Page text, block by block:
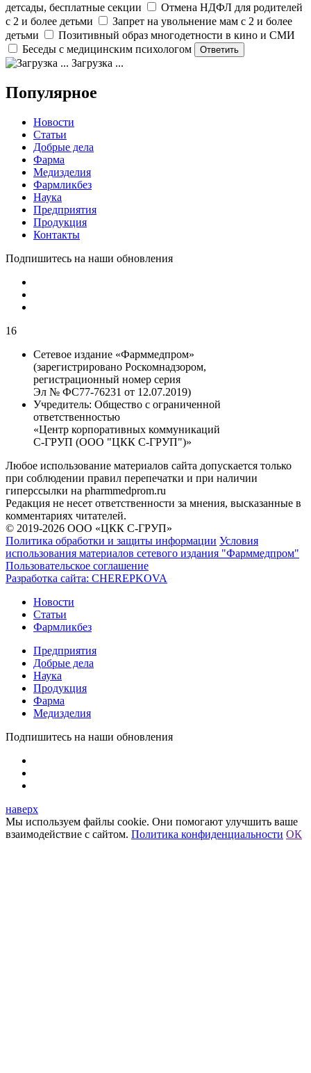
детсады, бесплатные секции
Отмена НДФЛ для родителей
с 2 и более детьми
Запрет на увольнение мам с 2 и более
детьми
Позитивный образ многодетности в кино и СМИ
Беседы с медицинским психологом
Загрузка ...
Популярное
Новости
Статьи
Добрые дела
Фарма
Медизделия
Фармликбез
Наука
Предприятия
Продукция
Контакты
Подпишитесь на наши обновления
16
Сетевое издание «Фарммедпром»
(зарегистрировано Роскомнадзором,
регистрационный номер серия
Эл № ФС77-76231 от 12.07.2019)
Учредитель: Общество с ограниченной
ответственностью
«Центр корпоративных коммуникаций
С-ГРУП (ООО "ЦКК С-ГРУП")»
Любое использование материалов сайта допускается только
при соблюдении правил перепечатки и при наличии
гиперссылки на pharmmedprom.ru
Редакция не несет ответственности за мнения, высказанные в
комментариях читателей.
© 2019-2026 ООО «ЦКК С-ГРУП»
Политика обработки и защиты информации Условия
использования материалов сетевого издания "Фарммедпром"
Пользовательское соглашение
Разработка сайта: CHEREPKOVA
Новости
Статьи
Фармликбез
Предприятия
Добрые дела
Наука
Продукция
Фарма
Медизделия
Подпишитесь на наши обновления
наверх
Мы используем файлы cookie. Они помогают улучшить ваше
взаимодействие с сайтом. Политика конфиденциальности ОК